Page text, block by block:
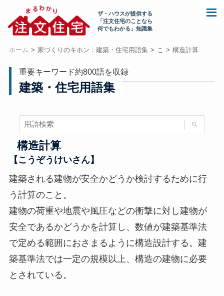
ザ・ハウスが提供する
「注文住宅のことなら
何でもわかる」知識集
ホーム 家づくりのキホン：建築・住宅用語集 こ 構造計算
重要キーワード約800語を収録
建築・住宅用語集
構造計算
【こうぞうけいさん】
建築される建物が安全かどうか検討するために行
う計算のこと。
建物の荷重や地震や風圧などの衝撃に対し建物が
安全であるかどうかを計算し、数値が建築基準法
で定める範囲におさまるように構造設計する。建
築基準法では一定の規模以上、構造の建物に必要
とされている。